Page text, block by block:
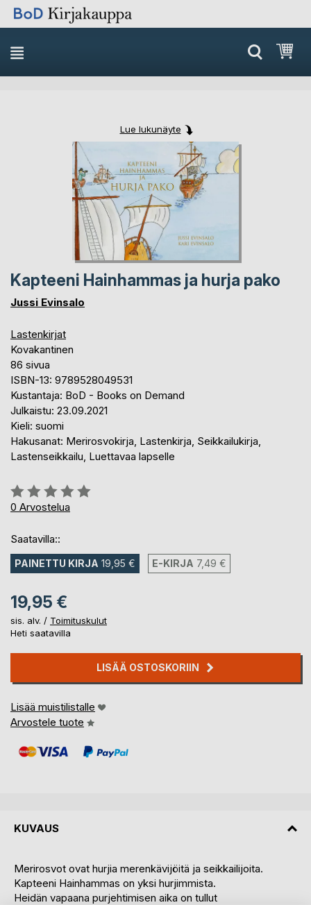
Skip
to
Content
Lue lukunäyte
to
the
end
of
the
images
gallery
to
the
beginning
of
the
images
gallery
Kapteeni Hainhammas ja hurja pako
Jussi Evinsalo
Lastenkirjat
Kovakantinen
86 sivua
ISBN-13: 9789528049531
Kustantaja: BoD - Books on Demand
Julkaistu: 23.09.2021
Kieli: suomi
Hakusanat: Merirosvokirja, Lastenkirja, Seikkailukirja,
Lastenseikkailu, Luettavaa lapselle
Arvostelu::
0%
0 Arvostelua
Saatavilla::
PAINETTU KIRJA 19,95 € E-KIRJA 7,49 €
19,95 €
sis. alv. / Toimituskulut
Heti saatavilla
LISÄÄ OSTOSKORIIN
Lisää muistilistalle
Arvostele tuote
KUVAUS
Merirosvot ovat hurjia merenkävijöitä ja seikkailijoita.
Kapteeni Hainhammas on yksi hurjimmista.
Heidän vapaana purjehtimisen aika on tullut